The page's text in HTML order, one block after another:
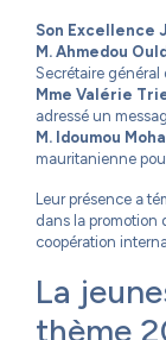
Son Excellence
M. Ahmedou
Secrétaire général
Mme Valérie
adressé un
M. Idoumou
mauritanienne
Leur présence a
dans la promotion
coopération
La
thème